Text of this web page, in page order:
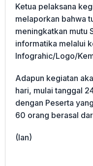
Ketua pelaksana
melaporkan bahwa
meningkatkan mutu
informatika melalui
Infograhic/Logo/
Adapun kegiatan
hari, mulai tanggal
dengan Peserta
60 orang berasal
(Ian)